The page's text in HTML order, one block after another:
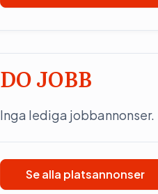
DO JOBB
Inga lediga jobbannonser.
Se alla platsannonser